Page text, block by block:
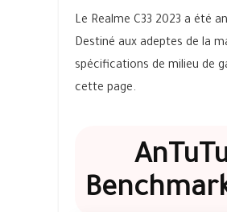
Le Realme C33 2023 a été
Destiné aux adeptes de la
spécifications de milieu de
cette page.